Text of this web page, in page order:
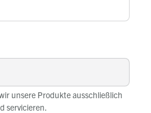
unsere Produkte ausschließlich
servicieren.